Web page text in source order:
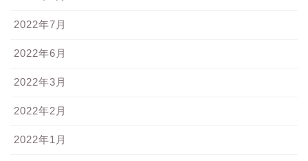
2022年7月
2022年6月
2022年3月
2022年2月
2022年1月